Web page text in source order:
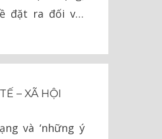
đặt ra đối với
– XÃ HỘI
và ‘những ý